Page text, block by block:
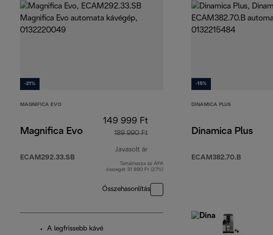
-21%
MAGNIFICA EVO
Magnifica Evo
ECAM292.33.SB
149 999 Ft
189 990 Ft
Javasolt ár
eredeti ár 189 990 Ft
Tartalmazza az ÁFA
összegét 31 890 Ft (27%)
Összehasonlítás
A legfrissebb kávé
-15%
DINAMICA PLUS
Dinamica Plus
ECAM382.70.B